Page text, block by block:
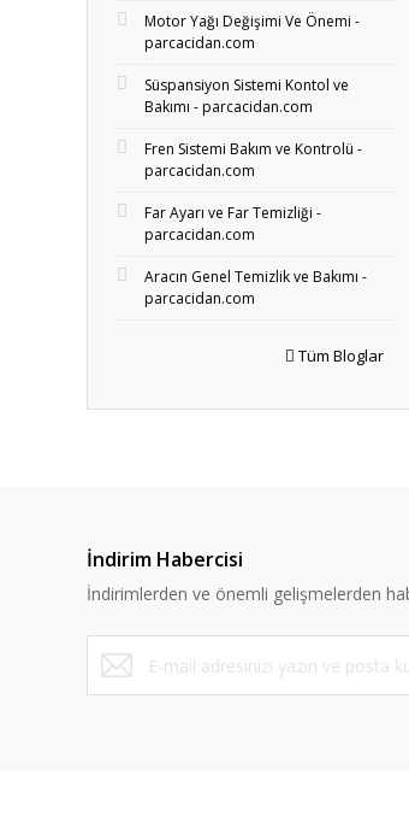
Motor Yağı Değişimi Ve Önemi -
parcacidan.com
Süspansiyon Sistemi Kontol ve
Bakımı - parcacidan.com
Fren Sistemi Bakım ve Kontrolü -
parcacidan.com
Far Ayarı ve Far Temizliği -
parcacidan.com
Aracın Genel Temizlik ve Bakımı -
parcacidan.com
Tüm Bloglar
İndirim Habercisi
İndirimlerden ve önemli gelişmelerden